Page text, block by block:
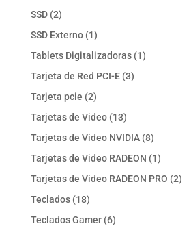
SSD 22
productos
SSD Externo 11
producto
Tablets Digitalizadoras 11
Tarjeta de Red PCI-E 33
Tarjeta pcie 22
productos
Tarjetas de Video 1313
productos
Tarjetas de Video NVIDIA 88
productos
Tarjetas de Video RADEON 11
producto
Tarjetas de Video RADEON PRO 22
Teclados 1818
productos
Teclados Gamer 66